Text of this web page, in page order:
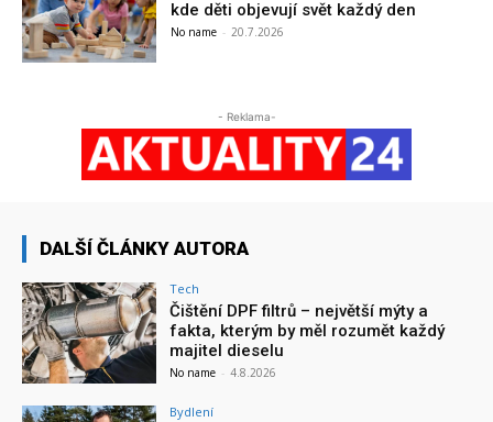
kde děti objevují svět každý den
No name - 20.7.2026
- Reklama-
DALŠÍ ČLÁNKY AUTORA
Tech
Čištění DPF filtrů – největší mýty a
fakta, kterým by měl rozumět každý
majitel dieselu
No name - 4.8.2026
Bydlení